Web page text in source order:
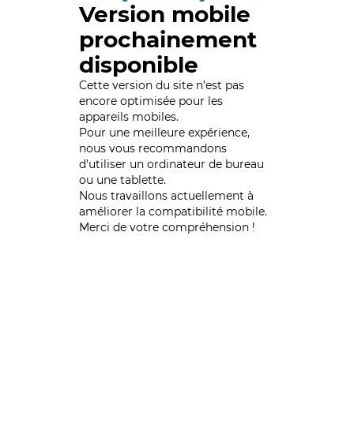
Version mobile
prochainement
disponible
Cette version du site n’est pas
encore optimisée pour les
appareils mobiles.
Pour une meilleure expérience,
nous vous recommandons
d'utiliser un ordinateur de bureau
ou une tablette.
Nous travaillons actuellement à
améliorer la compatibilité mobile.
Merci de votre compréhension !